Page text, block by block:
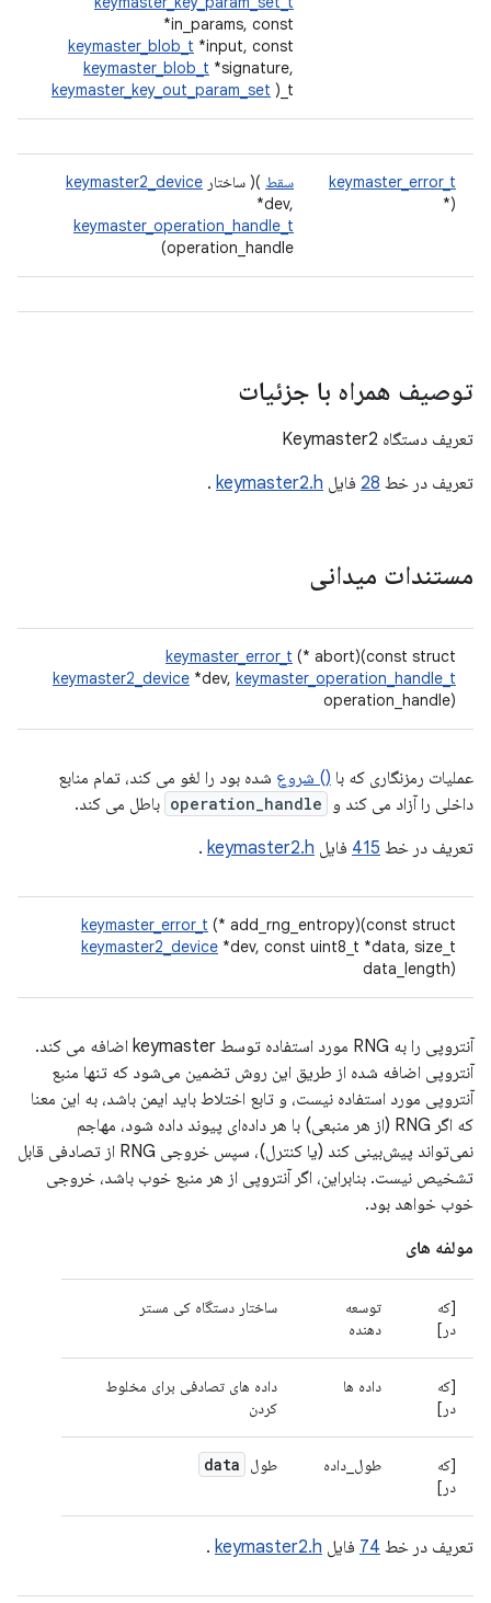
*in_params, const
keymaster_blob_t *input, const
keymaster_blob_t *signature,
keymaster_key_out_param_set )_t
keymaster_error_t
(*
سقط )( ساختار keymaster2_device
*dev,
keymaster_operation_handle_t
operation_handle)
توصیف همراه با جزئیات
تعریف دستگاه Keymaster2
تعریف در خط 28 فایل keymaster2.h
.
مستندات میدانی
keymaster_error_t (* abort)(const struct
keymaster2_device *dev, keymaster_operation_handle_t
operation_handle)
عملیات رمزنگاری که با () شروع شده بود را لغو می کند، تمام منابع
داخلی را آزاد می کند و
operation_handle باطل می کند.
تعریف در خط 415 فایل keymaster2.h
.
keymaster_error_t (* add_rng_entropy)(const struct
keymaster2_device *dev, const uint8_t *data, size_t
data_length)
آنتروپی را به RNG مورد استفاده توسط keymaster اضافه می کند.
آنتروپی اضافه شده از طریق این روش تضمین می‌شود که تنها منبع
آنتروپی مورد استفاده نیست، و تابع اختلاط باید ایمن باشد، به این معنا
که اگر RNG (از هر منبعی) با هر داده‌ای پیوند داده شود، مهاجم
نمی‌تواند پیش‌بینی کند (یا کنترل)، سپس خروجی RNG از تصادفی قابل
تشخیص نیست. بنابراین، اگر آنتروپی از هر منبع خوب باشد، خروجی
خوب خواهد بود.
مولفه های
[که
در]
توسعه
دهنده
ساختار دستگاه کی مستر
[که
در]
داده ها
داده های تصادفی برای مخلوط
کردن
[که
در]
طول_داده طول data
تعریف در خط 74 فایل keymaster2.h
.